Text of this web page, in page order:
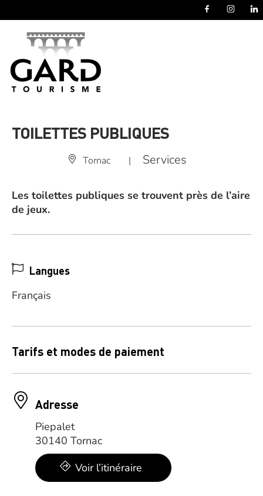
TOILETTES PUBLIQUES
Tornac | Services
Les toilettes publiques se trouvent près de l’aire
de jeux.
Langues
Français
Tarifs et modes de paiement
Adresse
Piepalet
30140 Tornac
Voir l’itinéraire